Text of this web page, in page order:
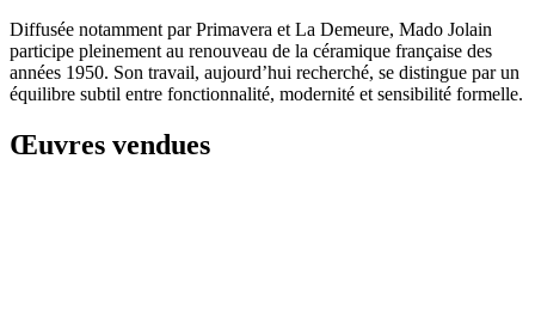
Diffusée notamment par Primavera et La Demeure, Mado Jolain
participe pleinement au renouveau de la céramique française des
années 1950. Son travail, aujourd’hui recherché, se distingue par un
équilibre subtil entre fonctionnalité, modernité et sensibilité formelle.
Œuvres vendues